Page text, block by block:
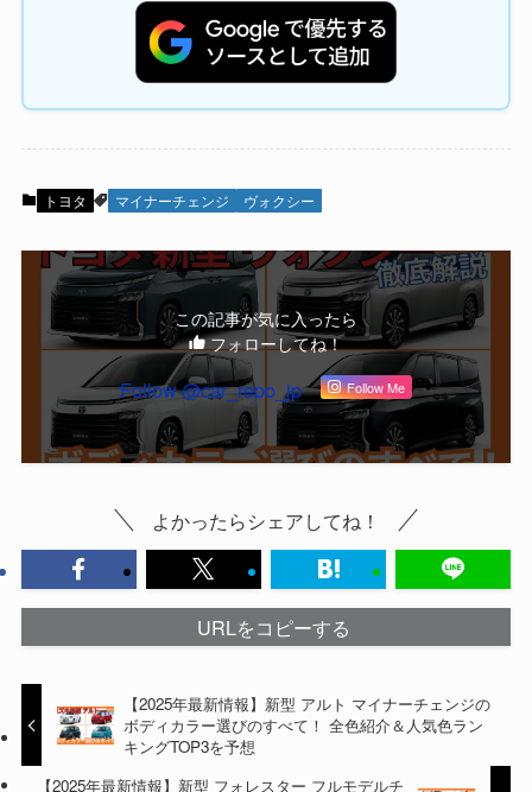
トヨタ マイナーチェンジ ヴォクシー
この記事が気に入ったら
フォローしてね！
Follow @car_repo_jp Follow Me
よかったらシェアしてね！
URLをコピーする
【2025年最新情報】新型 アルト マイナーチェンジの
ボディカラー選びのすべて！ 全色紹介＆人気色ラン
キングTOP3を予想
【2025年最新情報】新型 フォレスター フルモデルチ